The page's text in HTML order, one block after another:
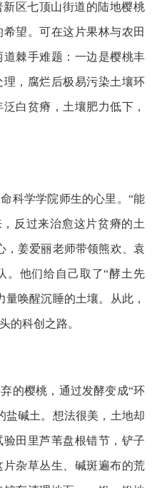
区七顶山街道的陆地樱桃
望。可在这片果林与农田
棘手难题：一边是樱桃丰
，腐烂后极易污染土壤环
白贫瘠，土壤肥力低下，
科学学院师生的心里。“能
反过来治愈这片贫瘠的土
，姜爱丽老师带领熊欢、袁
。他们给自己取了“酵土先
唤醒沉睡的土壤。从此，
的科创之路。
的樱桃，通过发酵变成“环
盐碱土。想法很美，土地却
田里芦苇盘根错节，铲子
杂草丛生、碱斑遍布的荒